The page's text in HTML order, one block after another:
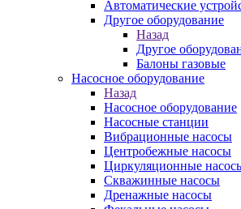
Автоматические
Другое оборудование
Назад
Другое
Балоны газовые
Насосное оборудование
Назад
Насосное оборудование
Насосные станции
Вибрационные насосы
Центробежные насосы
Циркуляционные
Скважинные насосы
Дренажные насосы